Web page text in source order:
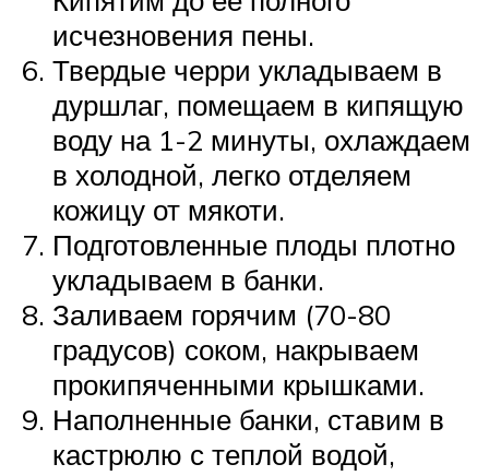
исчезновения пены.
Твердые черри укладываем в
дуршлаг, помещаем в кипящую
воду на 1-2 минуты, охлаждаем
в холодной, легко отделяем
кожицу от мякоти.
Подготовленные плоды плотно
укладываем в банки.
Заливаем горячим (70-80
градусов) соком, накрываем
прокипяченными крышками.
Наполненные банки, ставим в
кастрюлю с теплой водой,